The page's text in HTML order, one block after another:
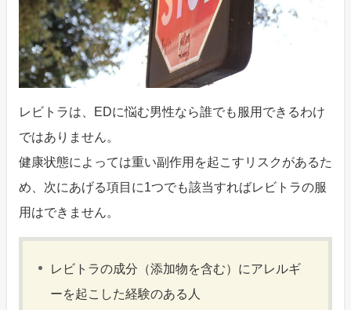
レビトラは、EDに悩む男性なら誰でも服用できるわけ
ではありません。
健康状態によっては重い副作用を起こすリスクがあるた
め、次にあげる項目に1つでも該当すればレビトラの服
用はできません。
レビトラの成分（添加物を含む）にアレルギ
ーを起こした経験のある人